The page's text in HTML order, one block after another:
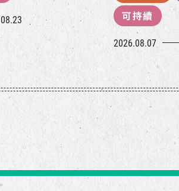
08.23 可持續
2026.08.07